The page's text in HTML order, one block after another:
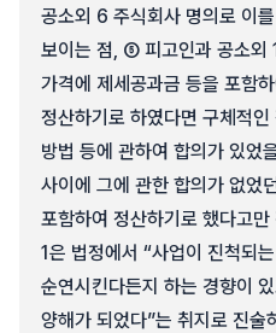
공소외 6 주식회사 명의로 이
보이는 점, ⑤ 피고인과 공소외
가격에 제세공과금 등을 포함
정산하기로 하였다면 구체적
방법 등에 관하여 합의가 있었
사이에 그에 관한 합의가 없었
포함하여 정산하기로 했다고
1은 법정에서 “사업이 진척되
순연시킨다든지 하는 경향이
양해가 되었다”는 취지로 진술